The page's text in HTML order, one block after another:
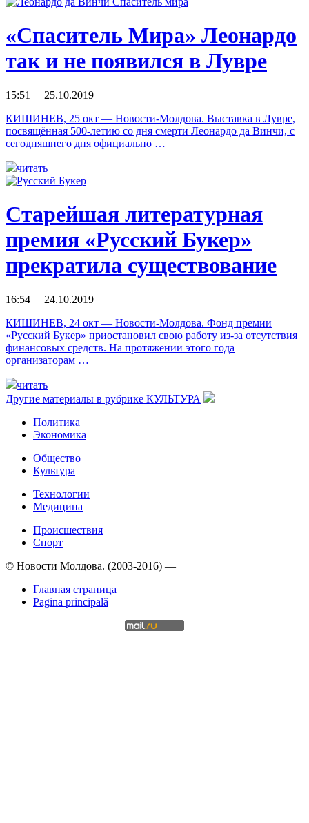
«Спаситель Мира» Леонардо
так и не появился в Лувре
15:51 25.10.2019
КИШИНЕВ, 25 окт — Новости-Молдова. Выставка в Лувре,
посвящённая 500-летию со дня смерти Леонардо да Винчи, с
сегодняшнего дня официально …
читать
Старейшая литературная
премия «Русский Букер»
прекратила существование
16:54 24.10.2019
КИШИНЕВ, 24 окт — Новости-Молдова. Фонд премии
«Русский Букер» приостановил свою работу из-за отсутствия
финансовых средств. На протяжении этого года
организаторам …
читать
Другие материалы в рубрике КУЛЬТУРА
Политика
Экономика
Общество
Культура
Технологии
Медицина
Происшествия
Спорт
© Новости Молдова. (2003-2016) —
Главная страница
Pagina principală